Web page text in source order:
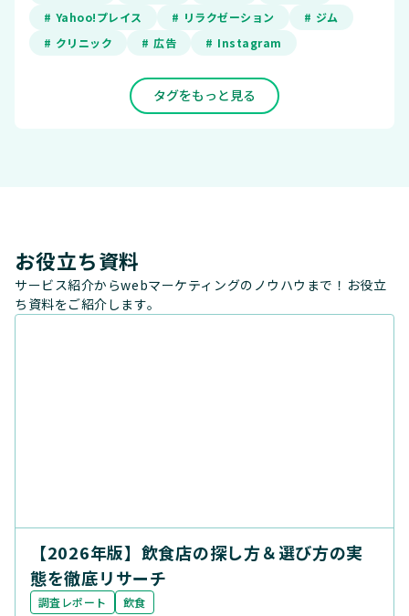
# Yahoo!プレイス
# リラクゼーション
# ジム
# クリニック
# 広告 # Instagram
タグをもっと見る
お役立ち資料
サービス紹介からwebマーケティングのノウハウまで！お役立
ち資料をご紹介します。
【2026年版】飲食店の探し方＆選び方の実
態を徹底リサーチ
調査レポート 飲食